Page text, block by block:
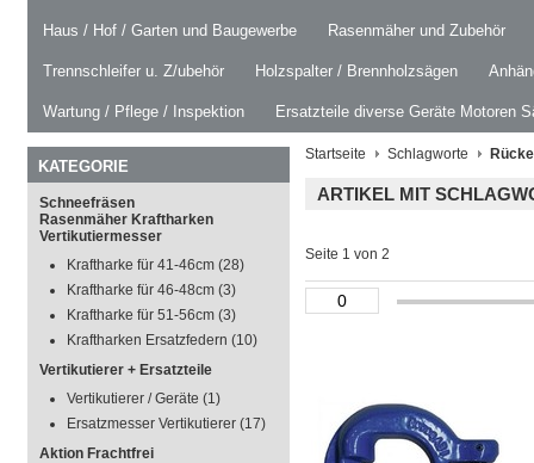
Haus / Hof / Garten und Baugewerbe Rasenmäher und Zubehör
Trennschleifer u. Z/ubehör Holzspalter / Brennholzsägen
Wartung / Pflege / Inspektion Ersatzteile diverse Geräte Motoren
KATEGORIE
Schneefräsen
Rasenmäher Kraftharken
Vertikutiermesser
Kraftharke für 41-46cm (28)
Kraftharke für 46-48cm (3)
Kraftharke für 51-56cm (3)
Kraftharken Ersatzfedern (10)
Vertikutierer + Ersatzteile
Vertikutierer / Geräte (1)
Ersatzmesser Vertikutierer (17)
Aktion Frachtfrei
Startseite Schlagworte
ARTIKEL MIT
Seite 1 von 2